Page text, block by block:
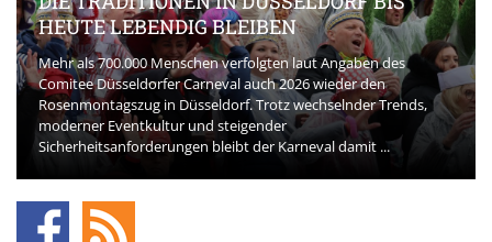
HEUTE LEBENDIG BLEIBEN
Mehr als 700.000 Menschen verfolgten laut Angaben des
Comitee Düsseldorfer Carneval auch 2026 wieder den
Rosenmontagszug in Düsseldorf. Trotz wechselnder Trends,
moderner Eventkultur und steigender
Sicherheitsanforderungen bleibt der Karneval damit ...